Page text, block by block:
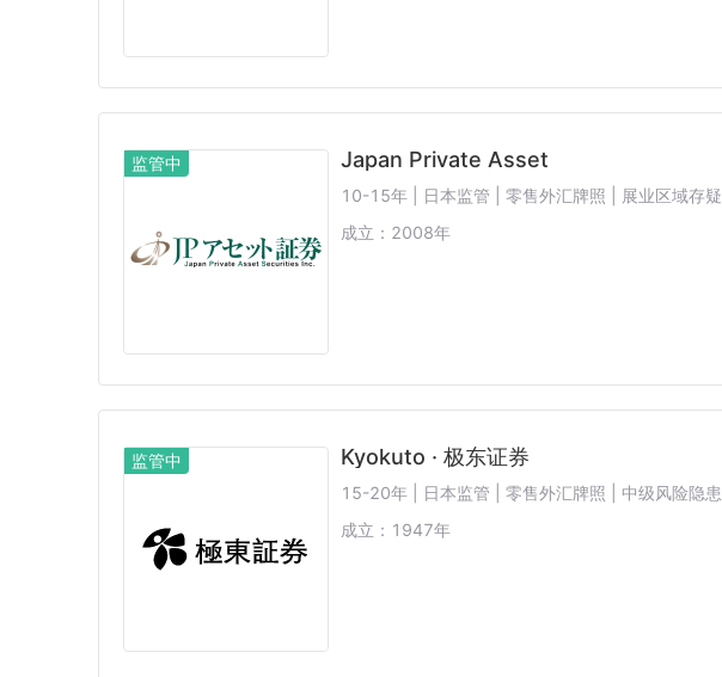
监管中 Japan Private Asset
10-15年 | 日本监管 | 零售外汇牌照 | 展业区域存疑
成立： 2008年
监管中 Kyokuto · 极东证券
15-20年 | 日本监管 | 零售外汇牌照 | 中级风险隐患
成立： 1947年